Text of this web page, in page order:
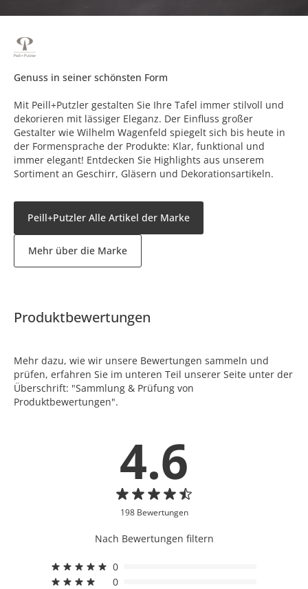
Genuss in seiner schönsten Form
Mit Peill+Putzler gestalten Sie Ihre Tafel immer stilvoll und
dekorieren mit lässiger Eleganz. Der Einfluss großer
Gestalter wie Wilhelm Wagenfeld spiegelt sich bis heute in
der Formensprache der Produkte: Klar, funktional und
immer elegant! Entdecken Sie Highlights aus unserem
Sortiment an Geschirr, Gläsern und Dekorationsartikeln.
Peill+Putzler Alle Artikel der Marke
Mehr über die Marke
Produktbewertungen
Mehr dazu, wie wir unsere Bewertungen sammeln und
prüfen, erfahren Sie im unteren Teil unserer Seite unter der
Überschrift: "Sammlung & Prüfung von
Produktbewertungen".
4.6
198 Bewertungen
Nach Bewertungen filtern
0
0